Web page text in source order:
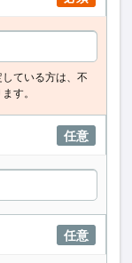
ている方は、不
す。
任意
任意